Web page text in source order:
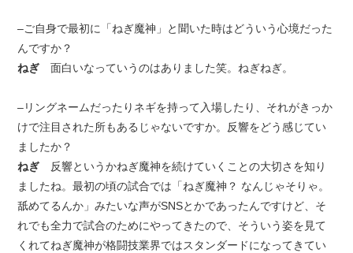
–ご自身で最初に「ねぎ魔神」と聞いた時はどういう心境だった
んですか？
ねぎ 面白いなっていうのはありました笑。ねぎねぎ。
–リングネームだったりネギを持って入場したり、それがきっか
けで注目された所もあるじゃないですか。反響をどう感じてい
ましたか？
ねぎ 反響というかねぎ魔神を続けていくことの大切さを知り
ましたね。最初の頃の試合では「ねぎ魔神？ なんじゃそりゃ。
舐めてるんか」みたいな声がSNSとかであったんですけど、そ
れでも全力で試合のためにやってきたので、そういう姿を見て
くれてねぎ魔神が格闘技業界ではスタンダードになってきてい